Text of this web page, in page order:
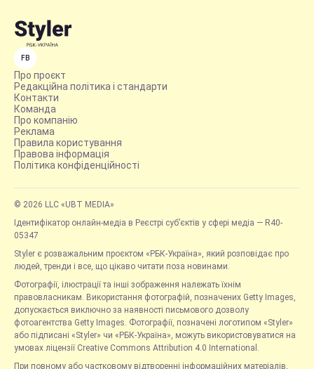
FB
Про проєкт
Редакційна політика і стандарти
Контакти
Команда
Про компанію
Реклама
Правила користування
Правова інформація
Політика конфіденційності
© 2026 LLC «UBT MEDIA»
Ідентифікатор онлайн-медіа в Реєстрі суб’єктів у сфері медіа — R40-
05347
Styler є розважальним проєктом «РБК-Україна», який розповідає про
людей, тренди і все, що цікаво читати поза новинами.
Фотографії, ілюстрації та інші зображення належать їхнім
правовласникам. Використання фотографій, позначених Getty Images,
допускається виключно за наявності письмового дозволу
фотоагентства Getty Images. Фотографії, позначені логотипом «Styler»
або підписані «Styler» чи «РБК-Україна», можуть використовуватися на
умовах ліцензії Creative Commons Attribution 4.0 International.
При повному або частковому відтворенні інформаційних матеріалів,